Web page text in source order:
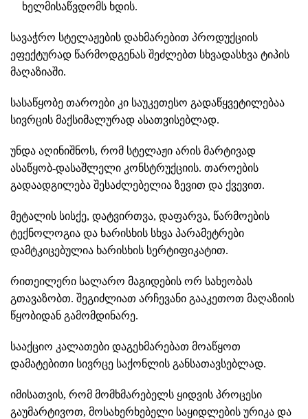
ხელმისაწვდომს ხდის.
სავაჭრო სტელაჟების დახმარებით პროდუქციის
ეფექტურად წარმოდგენას შეძლებთ სხვადასხვა ტიპის
მაღაზიაში.
სასაწყობე თაროები კი საუკეთესო გადაწყვეტილებაა
სივრცის მაქსიმალურად ასათვისებლად.
უნდა აღინიშნოს, რომ სტელაჟი არის მარტივად
ასაწყობ-დასაშლელი კონსტრუქციის. თაროების
გადაადგილება შესაძლებელია ზევით და ქვევით.
მეტალის სისქე, დატვირთვა, დაფარვა, წარმოების
ტექნოლოგია და ხარისხის სხვა პარამეტრები
დამტკიცებულია ხარისხის სერტიფიკატით.
რითეილერი სალარო მაგიდების ორ სახეობას
გთავაზობთ. შეგიძლიათ არჩევანი გააკეთოთ მაღაზიის
წყობიდან გამომდინარე.
სააქციო კალათები დაგეხმარებათ მოაწყოთ
დამატებითი სივრცე საქონლის განსათავსებლად.
იმისათვის, რომ მომხმარებელს ყიდვის პროცესი
გაუმარტივოთ, მოსახერხებელი საყიდლების ურიკა და